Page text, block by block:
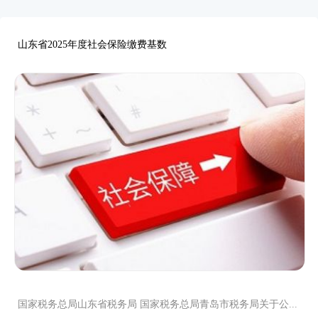
山东省2025年度社会保险缴费基数
国家税务总局山东省税务局 国家税务总局青岛市税务局关于公...